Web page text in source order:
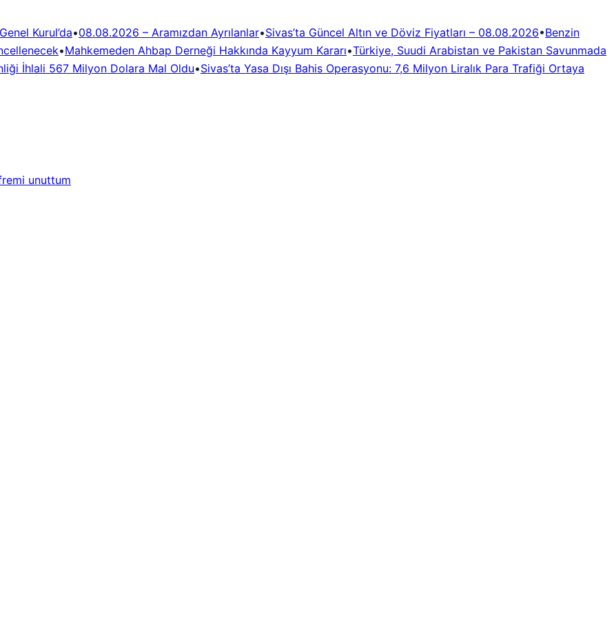
Kurul’da•08.08.2026 – Aramızdan Ayrılanlar•Sivas’ta Güncel Altın ve Döviz Fiyatları – 08.08.2026•Benzin
•Mahkemeden Ahbap Derneği Hakkında Kayyum Kararı•Türkiye, Suudi Arabistan ve Pakistan Savunmada
İhlali 567 Milyon Dolara Mal Oldu•Sivas’ta Yasa Dışı Bahis Operasyonu: 7,6 Milyon Liralık Para Trafiği Ortaya
unuttum